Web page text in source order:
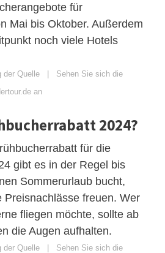
für
Mai bis Oktober. Außerdem
noch viele Hotels
der Quelle | Sehen Sie sich die
an
2024?
für die
gibt es in der Regel bis
Sommerurlaub bucht,
Preisnachlässe freuen. Wer
fliegen möchte, sollte ab
die Augen aufhalten.
der Quelle | Sehen Sie sich die